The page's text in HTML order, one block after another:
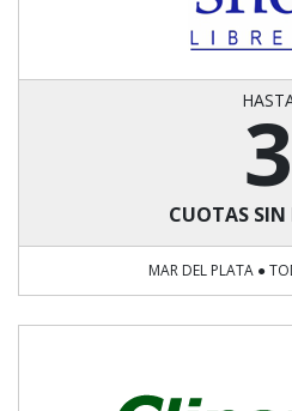
3
CUOTAS SIN
MAR DEL PLATA ●